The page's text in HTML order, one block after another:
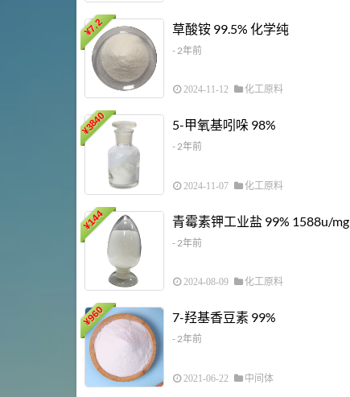
¥
7.2 草酸铵 99.5% 化学纯
- 2年前
2024-11-12 化工原料
¥
3840 5-甲氧基吲哚 98%
- 2年前
2024-11-07 化工原料
¥
144 青霉素钾工业盐 99% 1588u/mg
- 2年前
2024-08-09 化工原料
¥
960 7-羟基香豆素 99%
- 2年前
2021-06-22 中间体